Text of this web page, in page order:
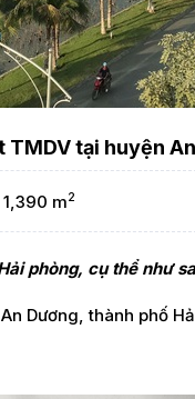
tại huyện
m2
phòng, cụ thể như
Dương, thành phố